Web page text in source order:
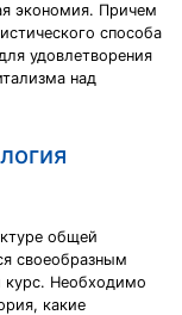
экономия. Причем
способа
удовлетворения
над
общей
своеобразным
курс. Необходимо
какие